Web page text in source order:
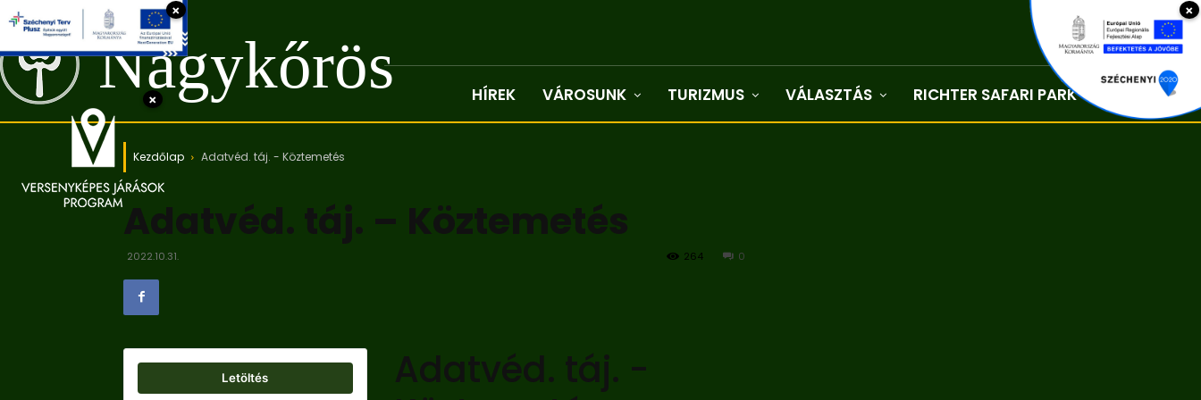
Nagykőrös HÍREK VÁROSUNK TURIZMUS VÁLASZTÁS RICHTER SAFARI PARK Kapcsolat
Kezdőlap Adatvéd. táj. - Köztemetés
Adatvéd. táj. – Köztemetés
2022.10.31. 0
264
Letöltés
Adatvéd. táj. -
×
×
×